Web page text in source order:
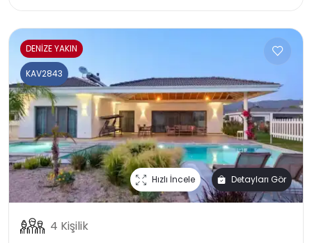
DENİZE YAKIN
Hızlı İncele Detayları Gör
KAV2843
4 Kişilik